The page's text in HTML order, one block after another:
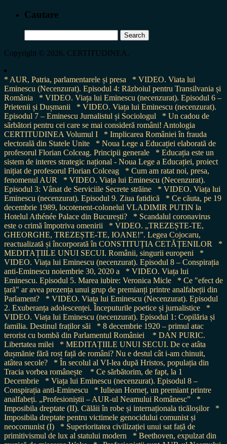
Cautare
for:
Copyright © 2026, CERTITUDINEA.
* AUR, Patria, parlamentarele și presa
* VIDEO. Viata lui
Eminescu (Necenzurat). Episodul 4: Războiul pentru Transilvania și
România
* VIDEO. Viața lui Eminescu (necenzurat). Episodul 6 –
Prietenii și Dușmanii
* VIDEO. Viața lui Eminescu (necenzurat).
Episodul 7 – Eminescu Jurnalistul și Sociologul
* Un cadou de
sărbători pentru cei care se mai consideră români! Antologia
CERTITUDINEA Volumul I
* Implicarea României în frauda
electorală din Statele Unite
* Noua Lege a Educației elaborată de
profesorul Florian Colceag. Principii generale
* Educația este un
sistem de interes strategic național - Noua Lege a Educației, proiect
inițiat de profesorul Florian Colceag
* Cum am ratat noi, presa,
fenomenul AUR
* VIDEO. Viața lui Eminescu (Necenzurat).
Episodul 3: Vânat de Serviciile Secrete străine
* VIDEO. Viața lui
Eminescu (necenzurat). Episodul 9. Ziua fatidică
* Ce căuta, pe 19
decembrie 1989, locotenent-colonelul VLADIMIR PUTIN la
Hotelul Athénée Palace din București?
* Scandalul coronavirus
este o crimă împotriva omenirii
* VIDEO. „TREZEȘTE-TE,
GHEORGHE, TREZEȘTE-TE, IOANE!”. Legea Cojocaru,
reactualizată și încorporată în CONSTITUȚIA CETĂȚENILOR
*
MEDITAȚIILE UNUI SECUI. Românii, singurii europeni
*
VIDEO. Viața lui Eminescu (necenzurat). Episodul 8 – Conspirația
anti-Eminescu noiembrie 30, 2020 a
* VIDEO. Viața lui
Eminescu. Episodul 5. Marea iubire: Veronica Micle
* Ce "efect de
țară" ar avea prezența unui grup de premianți printre analfabeții din
Parlament?
* VIDEO. Viața lui Eminescu (Necenzurat). Episodul
2. Exuberanța adolescenței. Începuturile poetice și jurnalistice
*
VIDEO. Viața lui Eminescu (necenzurat). Episodul 1: Copilăria și
familia. Destinul fraților săi
* 8 decembrie 1920 – primul atac
terorist cu bombă din Parlamentul României
* DAN PURIC.
Libertatea milei
* MEDITAȚIILE UNUI SECUI. De ce atâta
dușmănie fără rost față de români? Nu e destul cât i-am chinuit,
atâtea secole?
* În secolul al VI-lea după Hristos, populația din
Tracia vorbea românește
* Ce sărbătorim, de fapt, la 1
Decembrie
* Viața lui Eminescu (necenzurat). Episodul 8 –
Conspirația anti-Eminescu
* Iuliean Horneț, un premiant printre
analfabeți. „Profesioniștii – AUR-ul Neamului Românesc”
*
Imposibila dreptate (II). Călăii în robe și internaționala ticăloșilor
*
Imposibila dreptate pentru victimele genocidului comunist și
neocomunist (I)
* Superioritatea civilizației unui sat față de
primitivismul de lux al statului modern
* Beethoven, expulzat din